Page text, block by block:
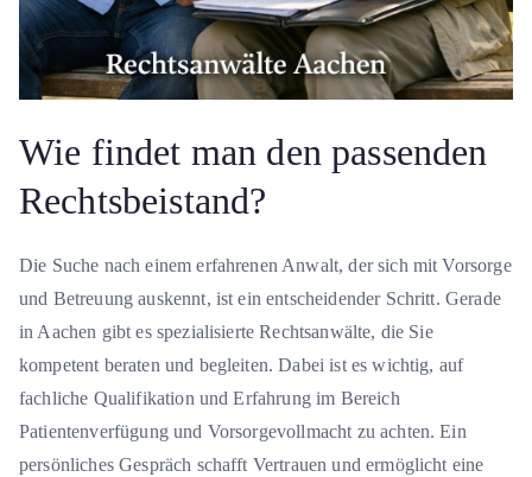
Wie findet man den passenden
Rechtsbeistand?
Die Suche nach einem erfahrenen Anwalt, der sich mit Vorsorge
und Betreuung auskennt, ist ein entscheidender Schritt. Gerade
in Aachen gibt es spezialisierte Rechtsanwälte, die Sie
kompetent beraten und begleiten. Dabei ist es wichtig, auf
fachliche Qualifikation und Erfahrung im Bereich
Patientenverfügung und Vorsorgevollmacht zu achten. Ein
persönliches Gespräch schafft Vertrauen und ermöglicht eine